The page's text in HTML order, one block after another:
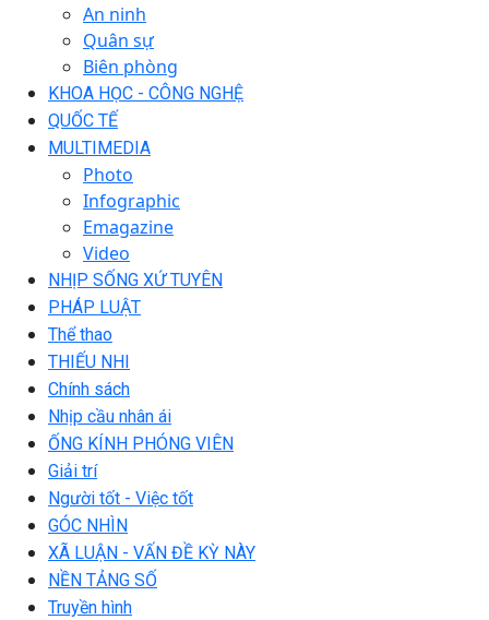
An ninh
Quân sự
Biên phòng
KHOA HỌC - CÔNG NGHỆ
QUỐC TẾ
MULTIMEDIA
Photo
Infographic
Emagazine
Video
NHỊP SỐNG XỨ TUYÊN
PHÁP LUẬT
Thể thao
THIẾU NHI
Chính sách
Nhịp cầu nhân ái
ỐNG KÍNH PHÓNG VIÊN
Giải trí
Người tốt - Việc tốt
GÓC NHÌN
XÃ LUẬN - VẤN ĐỀ KỲ NÀY
NỀN TẢNG SỐ
Truyền hình